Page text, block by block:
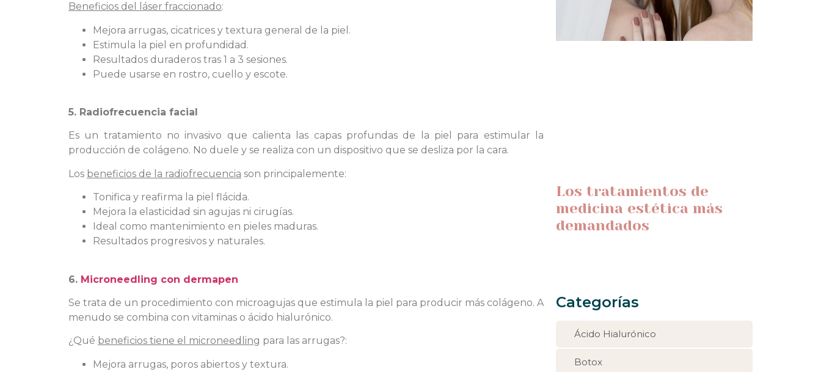
Beneficios del láser fraccionado:
Mejora arrugas, cicatrices y textura general de la piel.
Estimula la piel en profundidad.
Resultados duraderos tras 1 a 3 sesiones.
Puede usarse en rostro, cuello y escote.
5. Radiofrecuencia facial
Es un tratamiento no invasivo que calienta las capas profundas de la piel para estimular la
producción de colágeno. No duele y se realiza con un dispositivo que se desliza por la cara.
Los beneficios de la radiofrecuencia son principalemente:
Tonifica y reafirma la piel flácida.
Mejora la elasticidad sin agujas ni cirugías.
Ideal como mantenimiento en pieles maduras.
Resultados progresivos y naturales.
6. Microneedling con dermapen
Se trata de un procedimiento con microagujas que estimula la piel para producir más colágeno. A
menudo se combina con vitaminas o ácido hialurónico.
¿Qué beneficios tiene el microneedling para las arrugas?:
Mejora arrugas, poros abiertos y textura.
Los tratamientos de
medicina estética más
demandados
Categorías
Ácido Hialurónico
Botox